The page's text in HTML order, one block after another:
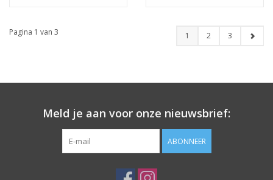
Pagina 1 van 3 1 2 3
Meld je aan voor onze nieuwsbrief:
ABONNEER